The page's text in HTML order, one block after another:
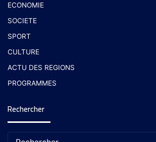
ECONOMIE
SOCIETE
SPORT
CULTURE
ACTU DES REGIONS
PROGRAMMES
Rechercher